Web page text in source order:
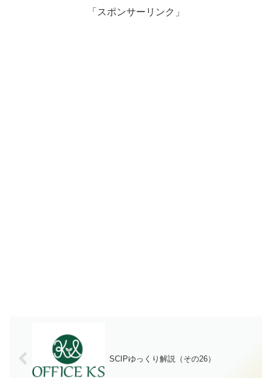
「スポンサーリンク」
SCIPゆっくり解説（その26）